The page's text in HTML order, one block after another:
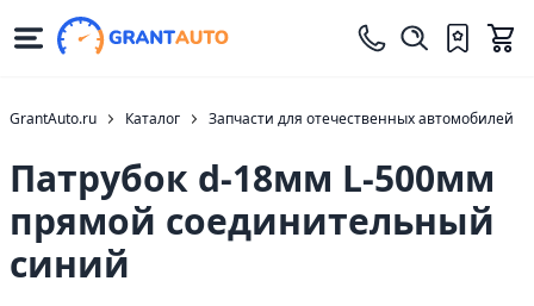
GrantAuto.ru Каталог Запчасти для отечественных автомобилей
Патрубок d-18мм L-500мм
прямой соединительный
синий